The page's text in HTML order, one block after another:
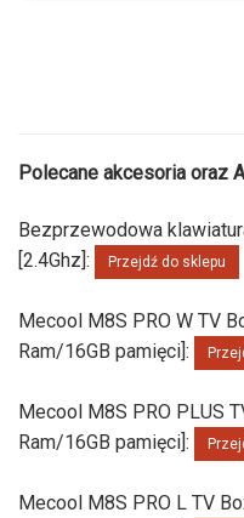
Polecane akcesoria oraz
Bezprzewodowa
[2.4Ghz]:
Przejdź do sklepu
Mecool M8S PRO W TV
Ram/16GB pamięci]:
Mecool M8S PRO PLUS
Ram/16GB pamięci]:
Mecool M8S PRO L TV